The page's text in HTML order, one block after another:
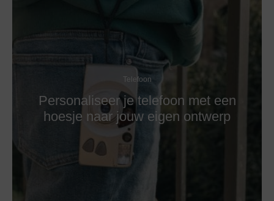
Telefoon
Personaliseer je telefoon met een
hoesje naar jouw eigen ontwerp